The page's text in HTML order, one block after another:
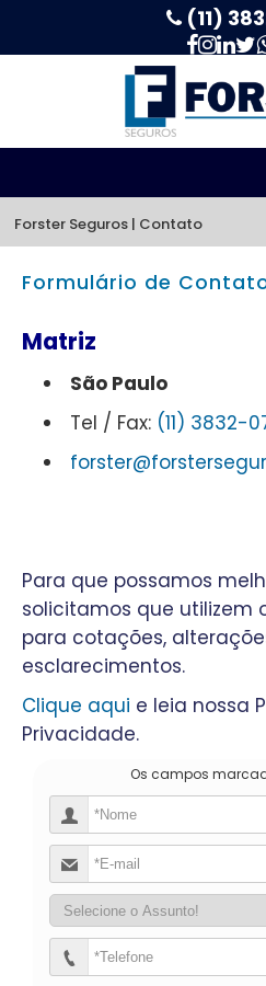
(11)
Forster Seguros | Contato
Formulário de
Matriz
São Paulo
Tel / Fax: (11) 3832-
Para que possamos
solicitamos que utilizem
para cotações,
esclarecimentos.
Clique aqui e leia nossa
Privacidade.